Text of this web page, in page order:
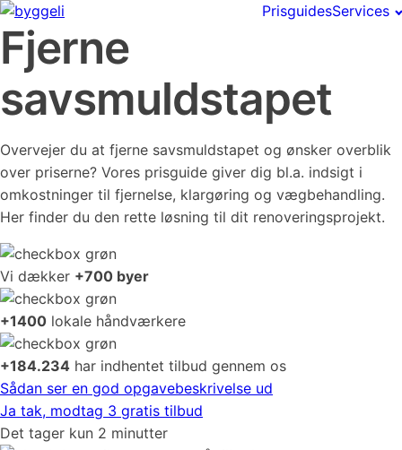
PrisguidesServices
Fjerne
savsmuldstapet
Overvejer du at fjerne savsmuldstapet og ønsker overblik
over priserne? Vores prisguide giver dig bl.a. indsigt i
omkostninger til fjernelse, klargøring og vægbehandling.
Her finder du den rette løsning til dit renoveringsprojekt.
Vi dækker +700 byer
+1400 lokale håndværkere
+184.234 har indhentet tilbud gennem os
Sådan ser en god opgavebeskrivelse ud
Ja tak, modtag 3 gratis tilbud
Det tager kun 2 minutter